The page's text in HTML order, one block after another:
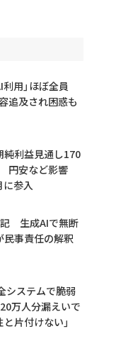
用」ほぼ全員
追及され困惑も
純利益見通し170
円安など影響
に参入
記 生成AIで無断
民事責任の解釈
システムで脆弱
万人分漏えいで
と片付けない」